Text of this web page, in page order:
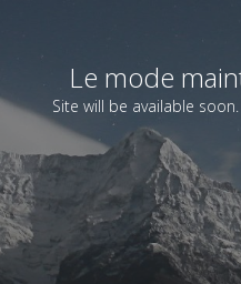
Le mode
Site will be available